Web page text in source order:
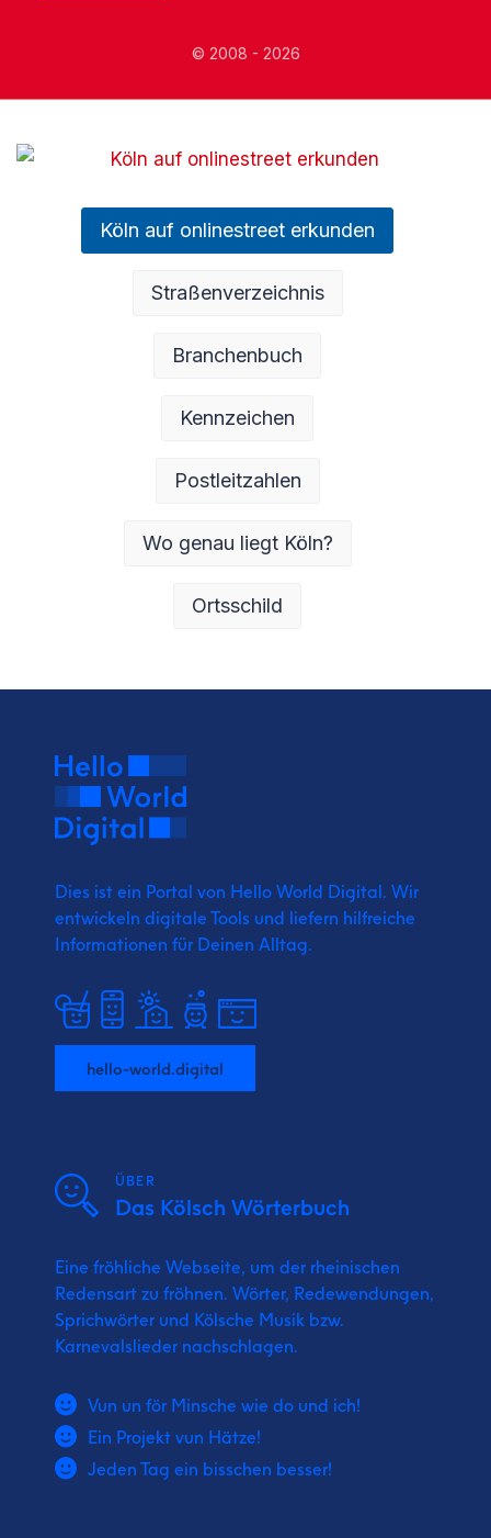
© 2008 - 2026
Köln auf onlinestreet erkunden
Straßenverzeichnis
Branchenbuch
Kennzeichen
Postleitzahlen
Wo genau liegt Köln?
Ortsschild
Dies ist ein Portal von Hello World Digital. Wir
entwickeln digitale Tools und liefern hilfreiche
Informationen für Deinen Alltag.
hello-world.digital
ÜBER
Das Kölsch Wörterbuch
Eine fröhliche Webseite, um der rheinischen
Redensart zu fröhnen. Wörter, Redewendungen,
Sprichwörter und Kölsche Musik bzw.
Karnevalslieder nachschlagen.
Vun un för Minsche wie do und ich!
Ein Projekt vun Hätze!
Jeden Tag ein bisschen besser!